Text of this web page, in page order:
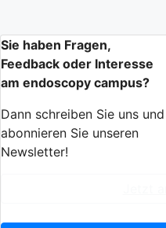
Sie haben Fragen,
Feedback oder Interesse
am endoscopy campus?
Dann schreiben Sie uns und
abonnieren Sie unseren
Newsletter!